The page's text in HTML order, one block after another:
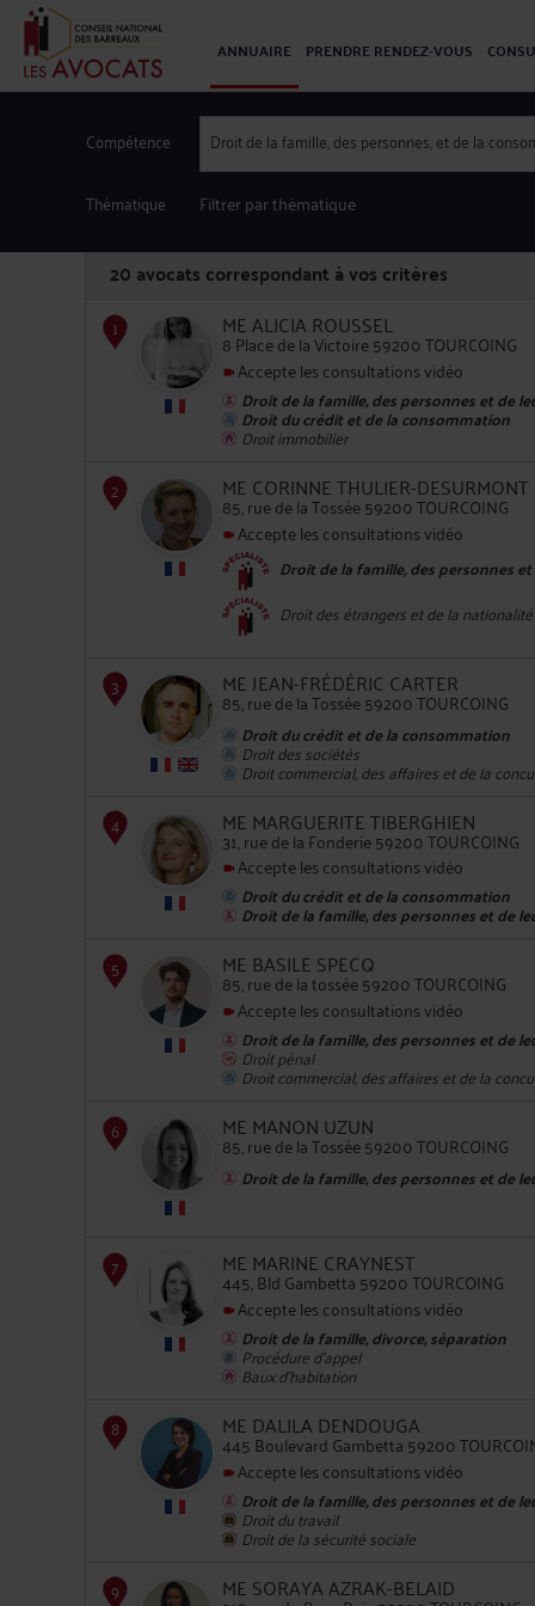
ANNUAIRE PRENDRE RENDEZ-VOUS
Compétence Droit de la famille, des personnes, et de la
Thématique Filtrer par thématique
20 avocats correspondant à vos critères
ME ALICIA ROUSSEL
8 Place de la Victoire 59200 TOURCOING
Accepte les consultations vidéo
Droit de la famille, des personnes et de
Droit du crédit et de la consommation
Droit immobilier
ME CORINNE THULIER-DESURMONT
85, rue de la Tossée 59200 TOURCOING
Accepte les consultations vidéo
Droit de la famille, des personnes
Droit des étrangers et de la nationalité
ME JEAN-FRÉDÉRIC CARTER
85, rue de la Tossée 59200 TOURCOING
Droit du crédit et de la consommation
Droit des sociétés
Droit commercial, des affaires et de la
ME MARGUERITE TIBERGHIEN
31, rue de la Fonderie 59200 TOURCOING
Accepte les consultations vidéo
Droit du crédit et de la consommation
Droit de la famille, des personnes et de
ME BASILE SPECQ
85, rue de la tossée 59200 TOURCOING
Accepte les consultations vidéo
Droit de la famille, des personnes et de
Droit pénal
Droit commercial, des affaires et de la
ME MANON UZUN
85, rue de la Tossée 59200 TOURCOING
Droit de la famille, des personnes et de
ME MARINE CRAYNEST
445, Bld Gambetta 59200 TOURCOING
Accepte les consultations vidéo
Droit de la famille, divorce, séparation
Procédure d'appel
Baux d'habitation
ME DALILA DENDOUGA
445 Boulevard Gambetta 59200
Accepte les consultations vidéo
Droit de la famille, des personnes et de
Droit du travail
Droit de la sécurité sociale
ME SORAYA AZRAK-BELAID